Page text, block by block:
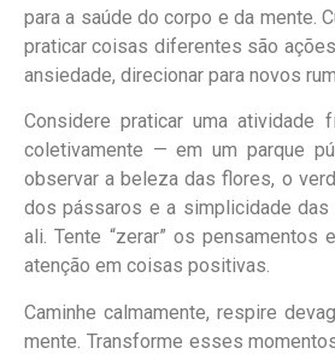
para a saúde do corpo e da mente.
praticar coisas diferentes são
ansiedade, direcionar para novos
Considere praticar uma atividade
coletivamente — em um parque
observar a beleza das flores, o
dos pássaros e a simplicidade das
ali. Tente “zerar” os pensamentos
atenção em coisas positivas.
Caminhe calmamente, respire
mente. Transforme esses